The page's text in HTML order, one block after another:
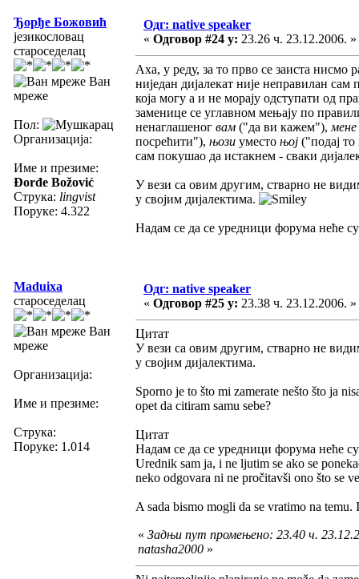
Ђорђе Божовић
језикословац
староседелац
Ван
мреже
Пол:
Организација:
Име и презиме:
Đorđe Božović
Струка: lingvist
Поруке: 4.322
Одг: native speaker
« Одговор #24 у: 23.26 ч. 23.12.2006. »
Аха, у реду, за то прво се заиста нисмо
ниједан дијалекат није неправилан
која могу а и не морају одступати од
заменице се углавном мењају по
ненаглашеног вам ("да ви кажем"), мене
посрећити"), њози уместо њој ("подај
сам покушао да истакнем - сваки
У вези са овим другим, стварно не
у својим дијалектима.
Надам се да се уредници форума неће
Maduixa
староседелац
Ван
мреже
Организација:
Име и презиме:
Струка:
Поруке: 1.014
Одг: native speaker
« Одговор #25 у: 23.38 ч. 23.12.2006. »
Цитат
У вези са овим другим, стварно не
у својим дијалектима.
Sporno je to što mi zamerate nešto što ja
opet da citiram samu sebe?
Цитат
Надам се да се уредници форума неће
Urednik sam ja, i ne ljutim se ako se
neko odgovara ni ne pročitavši ono što se
A sada bismo mogli da se vratimo na
« Задњи пут промењено: 23.40 ч.
natasha2000 »